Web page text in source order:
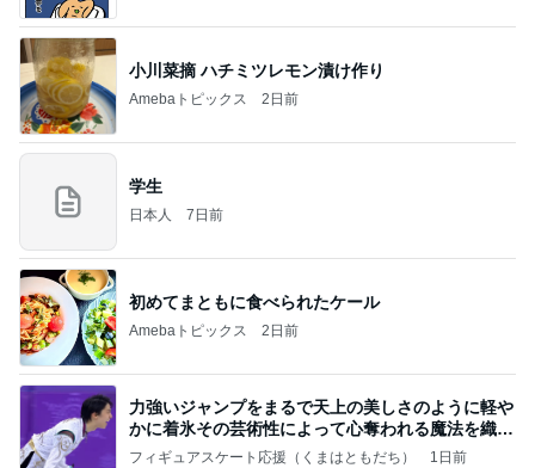
小川菜摘 ハチミツレモン漬け作り
Amebaトピックス 2日前
学生
日本人 7日前
初めてまともに食べられたケール
Amebaトピックス 2日前
力強いジャンプをまるで天上の美しさのように軽や
かに着氷その芸術性によって心奪われる魔法を織り
なす
フィギュアスケート応援（くまはともだち） 1日前